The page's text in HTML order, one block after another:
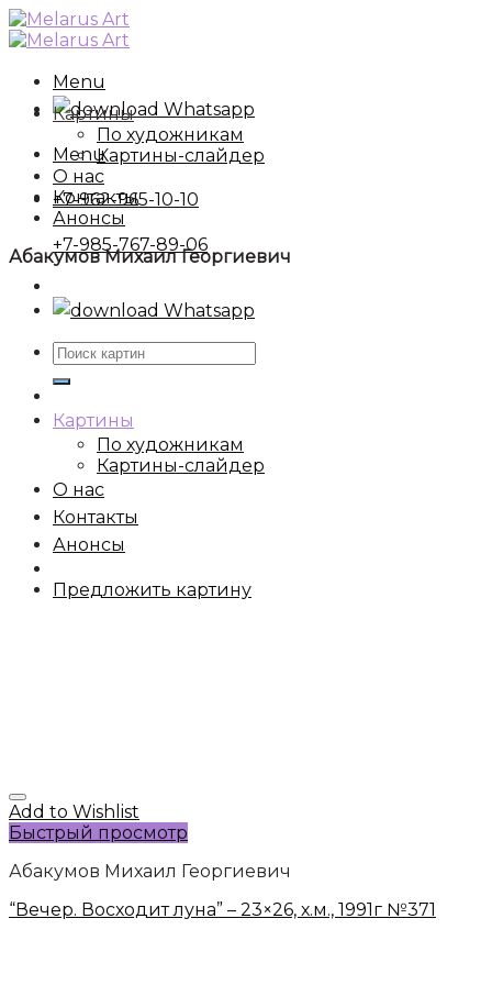
Skip
to
Menu
Whatsapp
Menu
+7-962-965-10-10
+7-985-767-89-06
Whatsapp
Искать:
Картины
По художникам
Картины-слайдер
О нас
Контакты
Анонсы
Предложить картину
Картины
По художникам
Картины-слайдер
О нас
Контакты
Анонсы
Абакумов Михаил Георгиевич
Add to Wishlist
Быстрый просмотр
Абакумов Михаил Георгиевич
“Вечер. Восходит луна” – 23×26, х.м., 1991г №371